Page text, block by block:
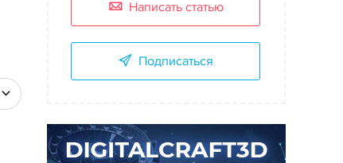
Написать статью
Подписаться